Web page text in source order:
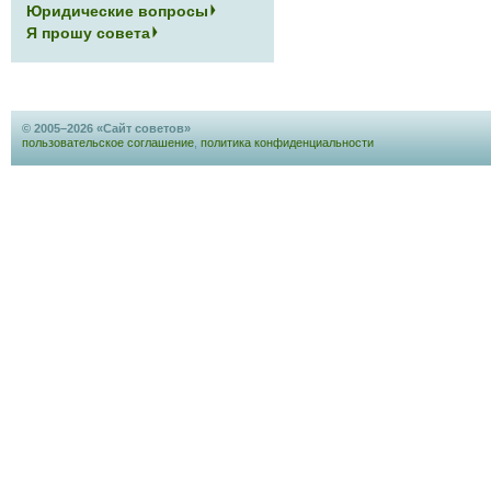
Юридические вопросы
Я прошу совета
© 2005–2026 «Сайт советов»
пользовательское соглашение политика конфиденциальности